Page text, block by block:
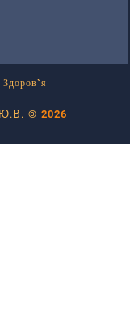
Здоров`я
Ю.В. © 2026